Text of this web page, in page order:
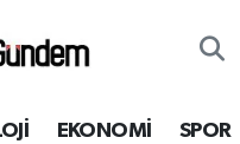
EKONOMİ SPOR